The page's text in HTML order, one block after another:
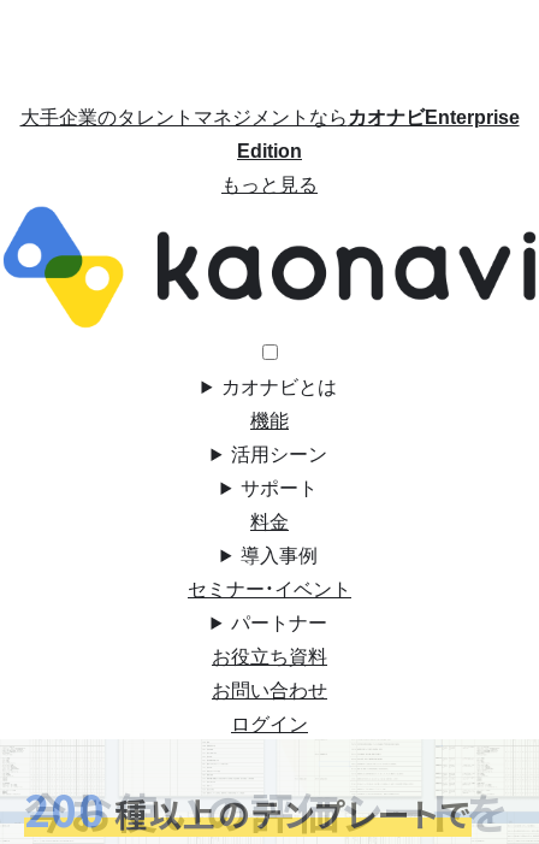
大手企業のタレントマネジメントならカオナビEnterprise
Edition
もっと見る
カオナビとは
機能
活用シーン
サポート
料金
導入事例
セミナー・イベント
パートナー
お役立ち資料
お問い合わせ
ログイン
200
今お使いの評価シートを